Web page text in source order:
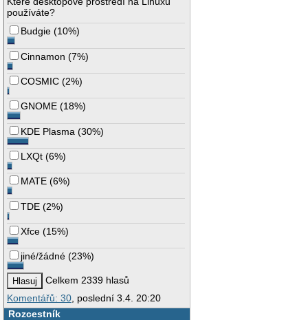
používáte?
Budgie (10%)
Cinnamon (7%)
COSMIC (2%)
GNOME (18%)
KDE Plasma (30%)
LXQt (6%)
MATE (6%)
TDE (2%)
Xfce (15%)
jiné/žádné (23%)
Celkem 2339 hlasů
Komentářů: 30 , poslední 3.4. 20:20
Rozcestník